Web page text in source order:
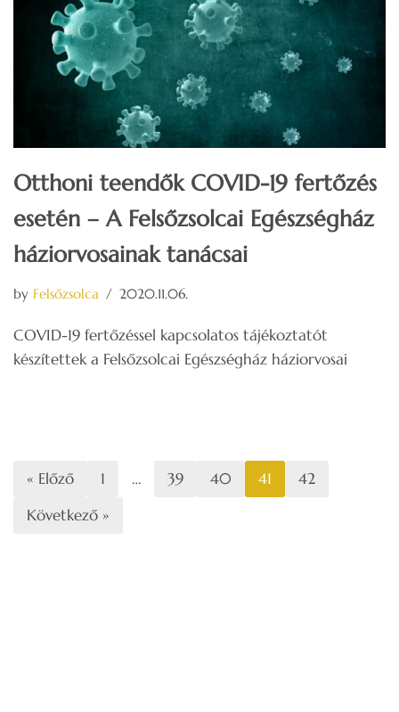
Otthoni teendők COVID-19 fertőzés
esetén – A Felsőzsolcai Egészségház
háziorvosainak tanácsai
by Felsőzsolca 2020.11.06.
COVID-19 fertőzéssel kapcsolatos tájékoztatót
készítettek a Felsőzsolcai Egészségház háziorvosai
« Előző 1 … 39 40 41
42
Következő »